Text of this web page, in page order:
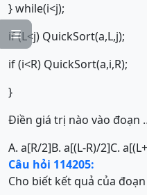

} while(i<j);
if (L<j) QuickSort(a,L,j);
if (i<R) QuickSort(a,i,R);
}
Điền giá trị nào vào đoạn
A. a[R/2]B. a[(L-R)/2]C.
Câu hỏi 114205:
Cho biết kết quả của